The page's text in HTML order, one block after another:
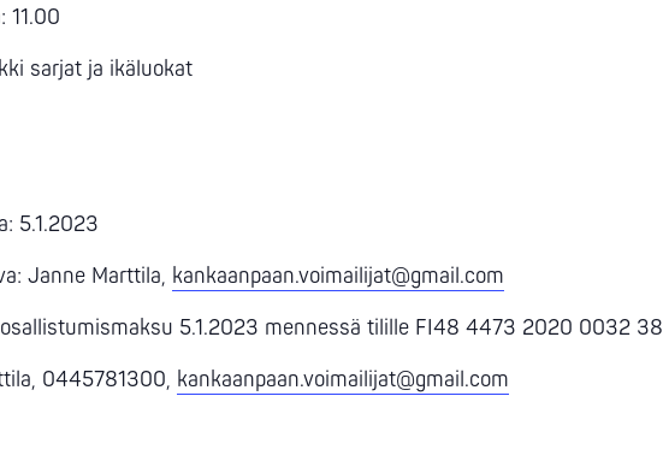
11.00
sarjat ja ikäluokat
5.1.2023
Janne Marttila, kankaanpaan.voimailijat@gmail.com
5.1.2023 mennessä tilille FI48 4473 2020 0032 38
0445781300, kankaanpaan.voimailijat@gmail.com